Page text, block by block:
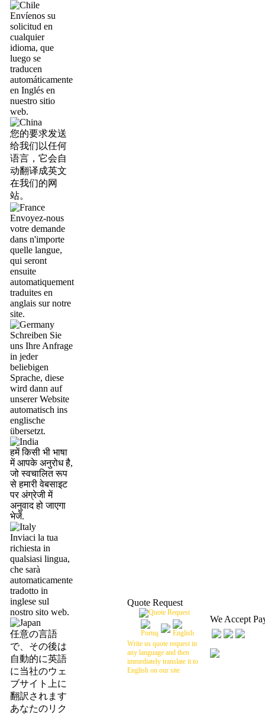
Envíenos su
solicitud en
cualquier
idioma, que
luego se
traducen
automáticamente
en Inglés en
nuestro sitio
web.
您的要求发送
给我们以任何
语言，它会自
动翻译成英文
在我们的网
站。
Envoyez-nous
votre demande
dans n'importe
quelle langue,
qui seront
ensuite
automatiquement
traduites en
anglais sur notre
site.
Schreiben Sie
uns Ihre Anfrage
in jeder
beliebigen
Sprache, diese
wird dann auf
unserer Website
automatisch ins
englische
übersetzt.
हमें किसी भी भाषा
में आपके अनुरोध है,
जो स्वचालित रूप
से हमारी वेबसाइट
पर अंग्रेजी में
अनुवाद हो जाएगा
भेजें.
Inviaci la tua
richiesta in
qualsiasi lingua,
che sarà
automaticamente
tradotto in
inglese sul
nostro sito web.
任意の言語
で、その後は
自動的に英語
に当社のウェ
ブサイト上に
翻訳されます
あなたのリク
Quote Request
Write us quote request in
any language and then
immediately translate it to
English on our site
We Accept